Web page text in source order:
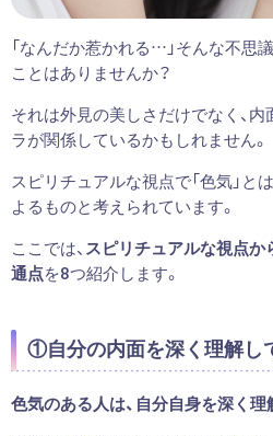
「なんだか惹かれる…」そんな不思
ことはありませんか？
それは外見の美しさだけでなく、
ラが関係しているかもしれません。
スピリチュアルな視点で「色気」と
よるものと考えられています。
ここでは、スピリチュアルな視点か
通点を8つ紹介します。
①自分の内面を深く理解し
色気のある人は、自分自身を深く理